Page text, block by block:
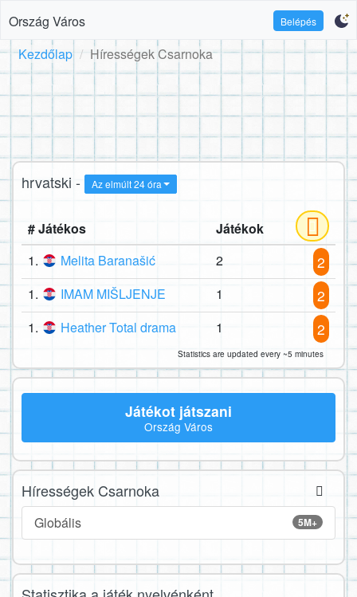
Ország Város Belépés
Kezdőlap Hírességek Csarnoka
hrvatski - Az elmúlt 24 óra
# Játékos
Játékok
1.
Melita Baranašić 2 2
1. IMAM MIŠLJENJE 1 2
1. Heather Total drama 1 2
Statistics are updated every ~5 minutes
Játékot játszani
Ország Város
Hírességek Csarnoka
5M+
Globális